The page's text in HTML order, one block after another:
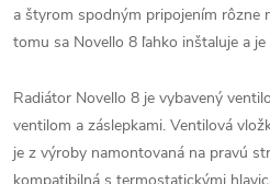
a štyrom spodným pripojením rôzne
tomu sa Novello 8 ľahko inštaluje a
Radiátor Novello 8 je vybavený
ventilom a záslepkami. Ventilová
je z výroby namontovaná na pravú